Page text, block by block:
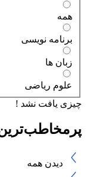
همه
برنامه نویسی
زبان ها
علوم ریاضی
چیزی یافت نشد !
دیدن همه